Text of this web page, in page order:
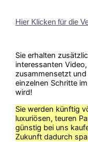
Hier Klicken für die
Sie erhalten
interessanten
zusammensetzt
einzelnen Schritte
wird!
Sie werden künftig
luxuriösen, teuren
günstig bei uns
Zukunft dadurch